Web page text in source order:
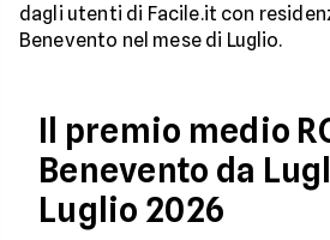
dagli utenti di Facile.it con
Benevento nel mese di Luglio.
Il premio medio
Benevento da
Luglio 2026